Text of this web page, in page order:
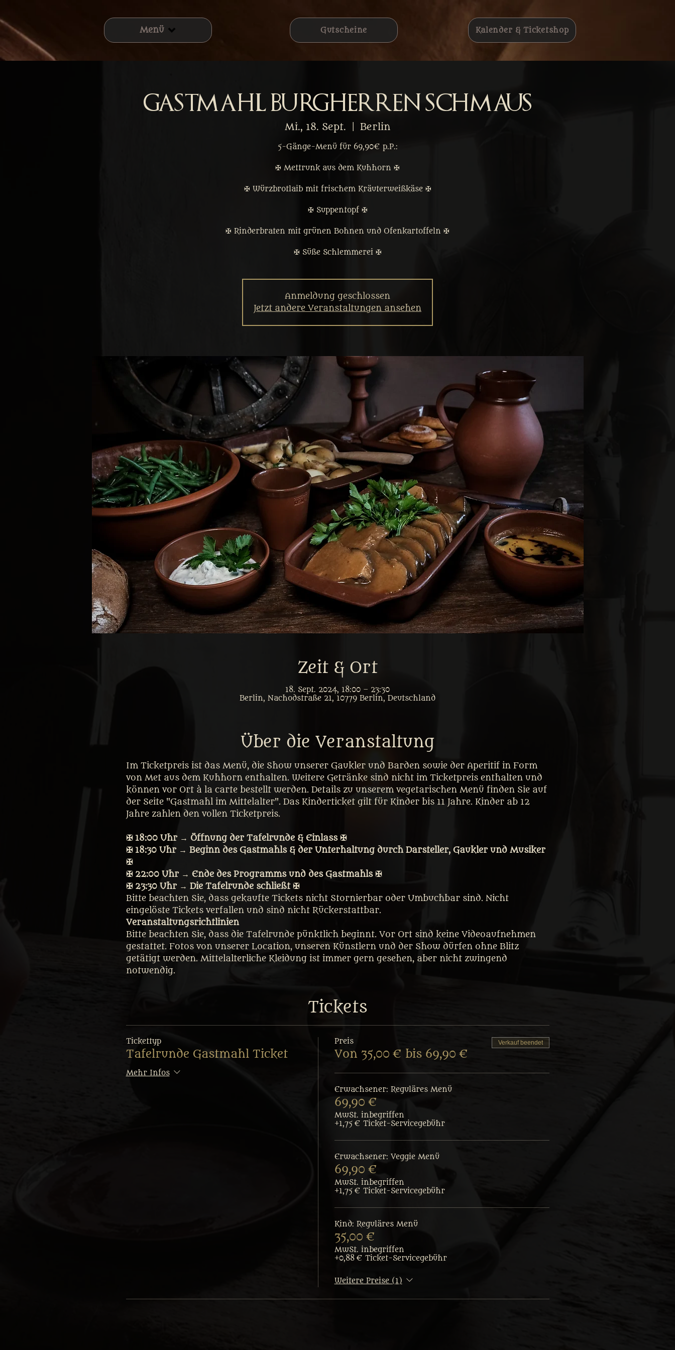
Menü Gutscheine Kalender & Ticketshop
Gastmahl Burgherren Schmaus
Mi., 18. Sept. Berlin
5-Gänge-Menü für 69,90€ p.P.:
✠ Mettrunk aus dem Kuhhorn ✠
✠ Würzbrotlaib mit frischem Kräuterweißkäse ✠
✠ Suppentopf ✠
✠ Rinderbraten mit grünen Bohnen und Ofenkartoffeln ✠
✠ Süße Schlemmerei ✠
Anmeldung geschlossen
Jetzt andere Veranstaltungen ansehen
Zeit & Ort
18. Sept. 2024, 18:00 – 23:30
Berlin, Nachodstraße 21, 10779 Berlin, Deutschland
Über die Veranstaltung
Im Ticketpreis ist das Menü, die Show unserer Gaukler und Barden sowie der Aperitif in Form
von Met aus dem Kuhhorn enthalten. Weitere Getränke sind nicht im Ticketpreis enthalten und
können vor Ort à la carte bestellt werden. Details zu unserem vegetarischen Menü finden Sie auf
der Seite "Gastmahl im Mittelalter". Das Kinderticket gilt für Kinder bis 11 Jahre. Kinder ab 12
Jahre zahlen den vollen Ticketpreis.
✠ 18:00 Uhr → Öffnung der Tafelrunde & Einlass ✠
✠ 18:30 Uhr → Beginn des Gastmahls & der Unterhaltung durch Darsteller, Gaukler und Musiker
✠
✠ 22:00 Uhr → Ende des Programms und des Gastmahls ✠
✠ 23:30 Uhr → Die Tafelrunde schließt ✠
Bitte beachten Sie, dass gekaufte Tickets nicht Stornierbar oder Umbuchbar sind. Nicht
eingelöste Tickets verfallen und sind nicht Rückerstattbar.
Veranstaltungsrichtlinien
Bitte beachten Sie, dass die Tafelrunde pünktlich beginnt. Vor Ort sind keine Videoaufnehmen
gestattet. Fotos von unserer Location, unseren Künstlern und der Show dürfen ohne Blitz
getätigt werden. Mittelalterliche Kleidung ist immer gern gesehen, aber nicht zwingend
notwendig.
Tickets
Tickettyp
Tafelrunde Gastmahl Ticket
Mehr Infos
Preis
Von 35,00 € bis 69,90 €
Verkauf beendet
Erwachsener: Reguläres Menü
69,90 €
MwSt. inbegriffen
+1,75 € Ticket-Servicegebühr
Erwachsener: Veggie Menü
69,90 €
MwSt. inbegriffen
+1,75 € Ticket-Servicegebühr
Kind: Reguläres Menü
35,00 €
MwSt. inbegriffen
+0,88 € Ticket-Servicegebühr
Weitere Preise (1)